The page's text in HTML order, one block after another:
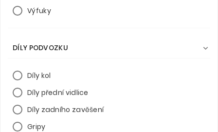
Výfuky
DÍLY PODVOZKU 
Díly kol
Díly přední vidlice
Díly zadního zavěšení
Gripy